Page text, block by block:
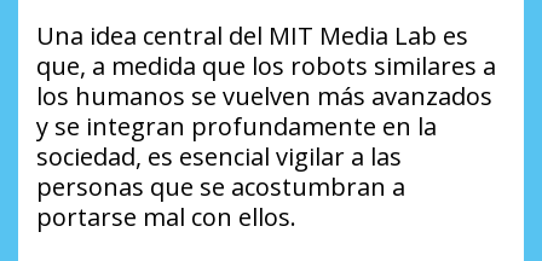
Una idea central del MIT Media Lab es
que, a medida que los robots similares a
los humanos se vuelven más avanzados
y se integran profundamente en la
sociedad, es esencial vigilar a las
personas que se acostumbran a
portarse mal con ellos.